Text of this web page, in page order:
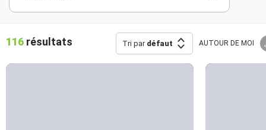
116 résultats Tri par défaut AUTOUR DE MOI